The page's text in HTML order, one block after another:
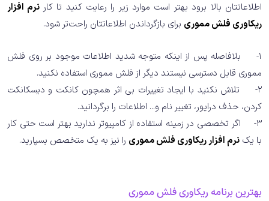
اطلاعاتتان بالا برود بهتر است موارد زیر را رعایت کنید تا کار نرم افزار
ریکاوری فلش مموری برای بازگرداندن اطلاعاتتان راحت‌تر شود.
1- بلافاصله پس از اینکه متوجه شدید اطلاعات موجود بر روی فلش
مموری قابل دسترسی نیستند دیگر از فلش مموری استفاده نکنید.
2- تلاش نکنید با ایجاد تغییرات بی اثر همچون کانکت و دیسکانکت
کردن، حذف درایور، تغییر نام و... اطلاعات را برگردانید.
3- اگر تخصصی در زمینه استفاده از کامپیوتر ندارید بهتر است حتی کار
با یک نرم افزار ریکاوری فلش مموری را نیز به یک متخصص بسپارید.
بهترین برنامه ریکاوری فلش مموری